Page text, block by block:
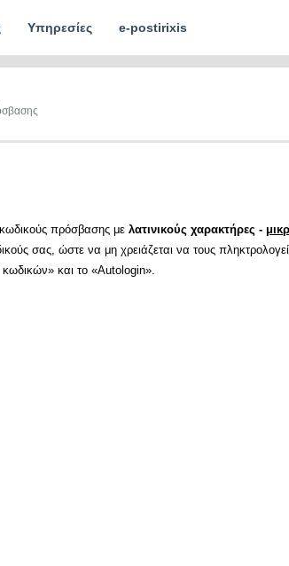
Υπηρεσίες e-postirixis
πρόσβασης μελατινικούς χαρακτήρες -
σας, ώστε να μη χρειάζεται να τους
κωδικών» και το «Autologin».